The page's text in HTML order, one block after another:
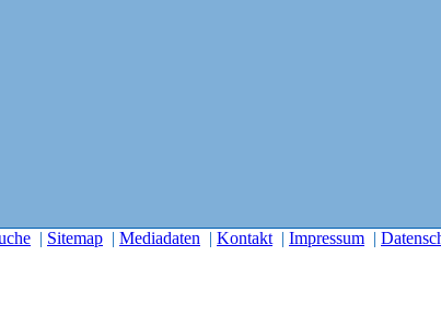
| Sitemap | Mediadaten | Kontakt | Impressum |